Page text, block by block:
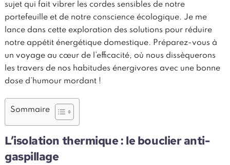
sujet qui fait vibrer les cordes sensibles de notre
portefeuille et de notre conscience écologique. Je me
lance dans cette exploration des solutions pour réduire
notre appétit énergétique domestique. Préparez-vous à
un voyage au cœur de l’efficacité, où nous dissèquerons
les travers de nos habitudes énergivores avec une bonne
dose d’humour mordant !
Sommaire
L’isolation thermique : le bouclier anti-
gaspillage